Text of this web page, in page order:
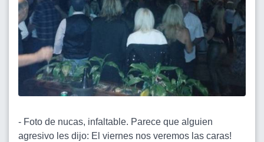
- Foto de nucas, infaltable. Parece que alguien
agresivo les dijo: El viernes nos veremos las caras!